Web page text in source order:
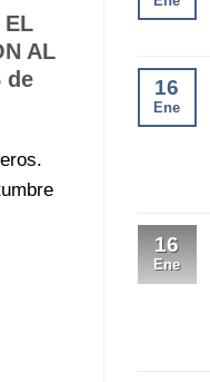
EL
AL
de
16
Ene
16
Ene